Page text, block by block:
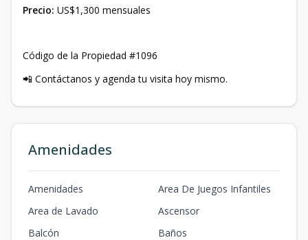
Precio: US$1,300 mensuales
Código de la Propiedad #1096
📲 Contáctanos y agenda tu visita hoy mismo.
Amenidades
Amenidades
Area De Juegos Infantiles
Area de Lavado
Ascensor
Balcón
Baños